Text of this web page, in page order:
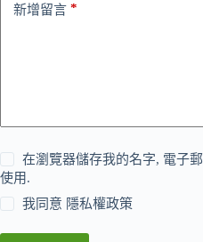
新增留言 *
在瀏覽器儲存我的名字, 電子
使用.
我同意 隱私權政策